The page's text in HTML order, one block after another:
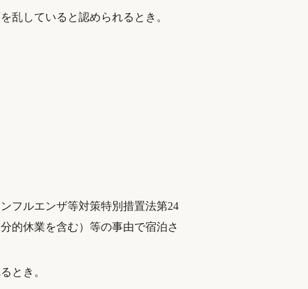
乱していると認められるとき。
フルエンザ等対策特別措置法第24
的休業を含む）等の事由で宿泊さ
とき。